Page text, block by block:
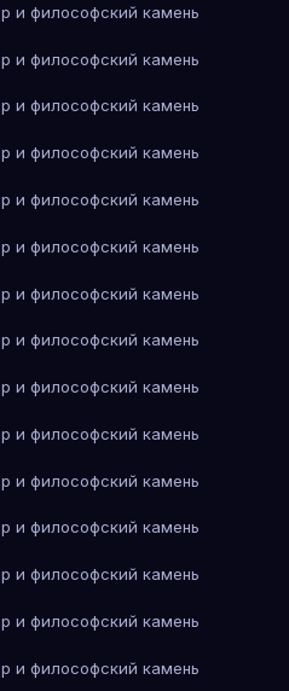
и философский камень
и философский камень
и философский камень
и философский камень
и философский камень
и философский камень
и философский камень
и философский камень
и философский камень
и философский камень
и философский камень
и философский камень
и философский камень
и философский камень
и философский камень